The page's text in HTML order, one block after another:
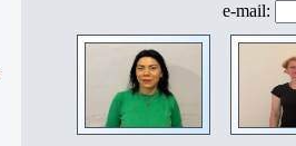
e-mail: